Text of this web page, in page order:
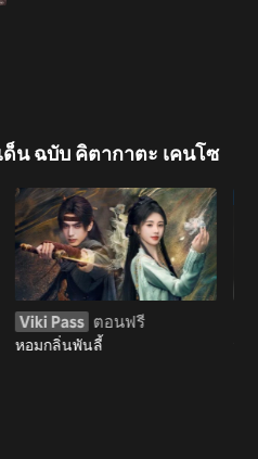
น ฉบับ คิตากาตะ เคนโซ
Viki Pass ตอนฟรี
หอมกลิ่นพันลี้